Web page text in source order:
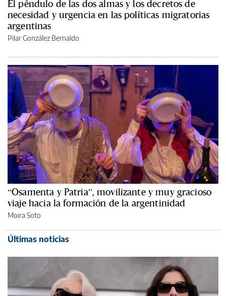
El péndulo de las dos almas y los decretos de
necesidad y urgencia en las políticas migratorias
argentinas
Pilar González Bernaldo
“Osamenta y Patria”, movilizante y muy gracioso
viaje hacia la formación de la argentinidad
Moira Soto
Últimas noticias